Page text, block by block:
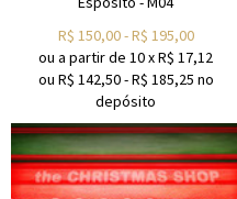
R$ 150,00-R$ 195,00
ou a partir de 10xR$ 17,12
ou R$ 142,50-R$ 185,25 no
depósito